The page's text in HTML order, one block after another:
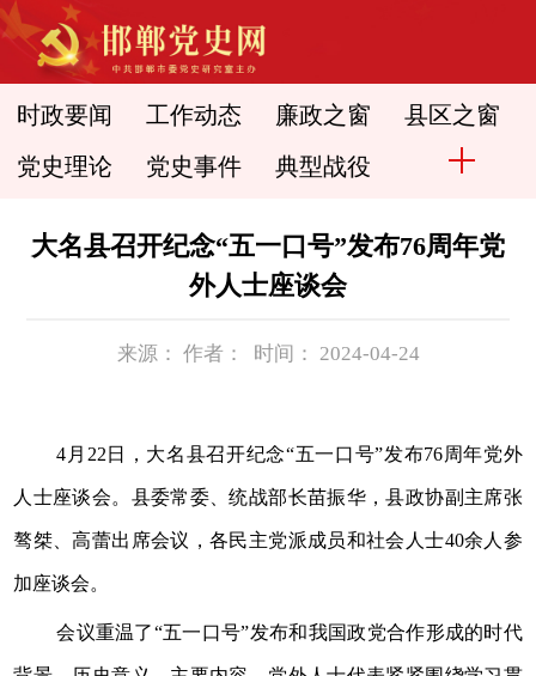
时政要闻 工作动态 廉政之窗 县区之窗
党史理论 党史事件 典型战役
大名县召开纪念“五一口号”发布76周年党
外人士座谈会
来源： 作者： 时间： 2024-04-24
4 月22日，大名县召开纪念“五一口号”发布76周年党外
人士座谈会。县委常委、统战部长苗振华，县政协副主席张
骜桀、高蕾出席会议，各民主党派成员和社会人士40余人参
加座谈会。
会议重温了“五一口号”发布和我国政党合作形成的时代